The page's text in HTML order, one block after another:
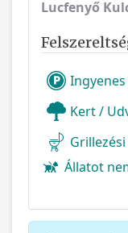
Lucfenyő
Kert /
Állatot